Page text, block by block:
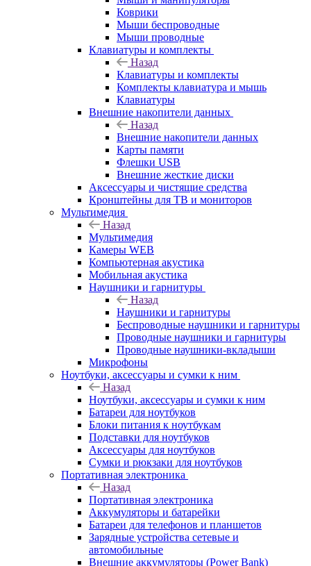
Коврики
Мыши беспроводные
Мыши проводные
Клавиатуры и комплекты
Назад
Клавиатуры и комплекты
Комплекты клавиатура и мышь
Клавиатуры
Внешние накопители данных
Назад
Внешние накопители данных
Карты памяти
Флешки USB
Внешние жесткие диски
Аксессуары и чистящие средства
Кронштейны для ТВ и мониторов
Мультимедия
Назад
Мультимедия
Камеры WEB
Компьютерная акустика
Мобильная акустика
Наушники и гарнитуры
Назад
Наушники и гарнитуры
Беспроводные наушники и гарнитуры
Проводные наушники и гарнитуры
Проводные наушники-вкладыши
Микрофоны
Ноутбуки, аксессуары и сумки к ним
Назад
Ноутбуки, аксессуары и сумки к ним
Батареи для ноутбуков
Блоки питания к ноутбукам
Подставки для ноутбуков
Аксессуары для ноутбуков
Сумки и рюкзаки для ноутбуков
Портативная электроника
Назад
Портативная электроника
Аккумуляторы и батарейки
Батареи для телефонов и планшетов
Зарядные устройства сетевые и
автомобильные
Внешние аккумуляторы (Power Bank)